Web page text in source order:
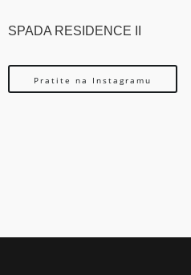
SPADA RESIDENCE II
Pratite na Instagramu